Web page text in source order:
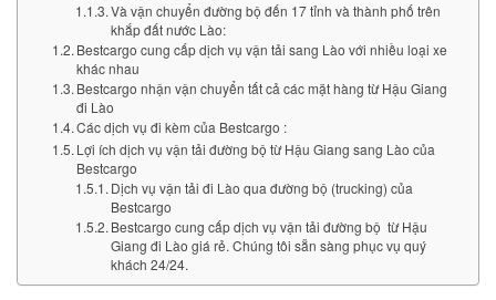
Và vận chuyển đường bộ đến 17 tỉnh và thành phố trên
khắp đất nước Lào:
Bestcargo cung cấp dịch vụ vận tải sang Lào với nhiều loại xe
khác nhau
Bestcargo nhận vận chuyển tất cả các mặt hàng từ Hậu Giang
đi Lào
Các dịch vụ đi kèm của Bestcargo :
Lợi ích dịch vụ vận tải đường bộ từ Hậu Giang sang Lào của
Bestcargo
Dịch vụ vận tải đi Lào qua đường bộ (trucking) của
Bestcargo
Bestcargo cung cấp dịch vụ vận tải đường bộ từ Hậu
Giang đi Lào giá rẻ. Chúng tôi sẵn sàng phục vụ quý
khách 24/24.